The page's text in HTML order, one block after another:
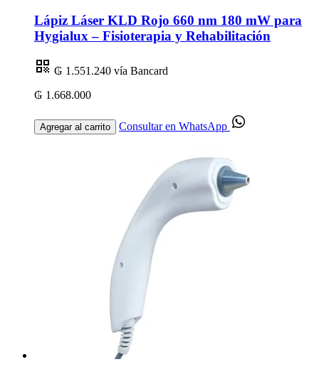
Lápiz Láser KLD Rojo 660 nm 180 mW para
Hygialux – Fisioterapia y Rehabilitación
₲ 1.551.240 vía Bancard
₲ 1.668.000
Agregar al carrito Consultar en WhatsApp